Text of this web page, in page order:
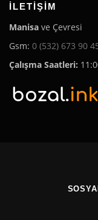
İLETIŞIM
Manisa ve Çevresi
Gsm: 0 (532) 673 90
Çalışma Saatleri: